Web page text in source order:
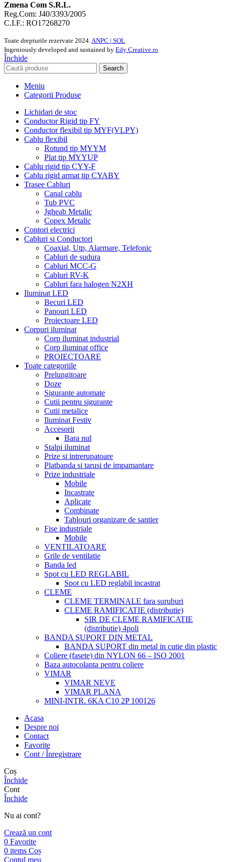
Zmena Com S.R.L.
Reg.Com: J40/3393/2005
C.I.F.: RO17268270
Toate drepturile rezervate 2024.ANPC | SOL
Ingeniously developed and sustained by Edy Creative.ro
Închide
Search
Meniu
Categorii Produse
Lichidari de stoc
Conductor Rigid tip FY
Conductor flexibil tip MYF(VLPY)
Cablu flexibil
Rotund tip MYYM
Plat tip MYYUP
Cablu rigid tip CYY-F
Cablu rigid armat tip CYABY
Trasee Cabluri
Canal cablu
Tub PVC
Jgheab Metalic
Copex Metalic
Contori electrici
Cabluri si Conductori
Coaxial, Utp, Alarmare, Telefonic
Cabluri de sudura
Cabluri MCC-G
Cabluri RV-K
Cabluri fara halogen N2XH
Iluminat LED
Becuri LED
Panouri LED
Proiectoare LED
Corpuri iluminat
Corp iluminat industrial
Corp iluminat office
PROIECTOARE
Toate categoriile
Prelungitoare
Doze
Sigurante automate
Cutii pentru sigurante
Cutii metalice
Iluminat Festiv
Accesorii
Bara nul
Stalpi iluminat
Prize si intrerupatoare
Platbanda si tarusi de impamantare
Prize industriale
Mobile
Incastrate
Aplicate
Combinate
Tablouri organizare de santier
Fise industriale
Mobile
VENTILATOARE
Grile de ventilatie
Banda led
Spot cu LED REGLABIL
Spot cu LED reglabil incastrat
CLEME
CLEME TERMINALE fara suruburi
CLEME RAMIFICATIE (distributie)
SIR DE CLEME RAMIFICATIE
(distributie) 4poli
BANDA SUPORT DIN METAL
BANDA SUPORT din metal in cutie din plastic
Coliere (fasete) din NYLON 66 – ISO 2001
Baza autocolanta pentru coliere
VIMAR
VIMAR NEVE
VIMAR PLANA
MINI-INTR. 6KA C10 2P 100126
Acasa
Despre noi
Contact
Favorite
Cont / Înregistrare
Coș
Închide
Cont
Închide
Nu ai cont?
Crează un cont
0 Favorite
0 items Coș
Contul meu